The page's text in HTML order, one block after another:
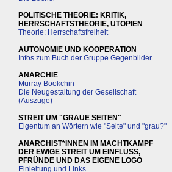
POLITISCHE THEORIE: KRITIK,
HERRSCHAFTSTHEORIE, UTOPIEN
Theorie: Herrschaftsfreiheit
AUTONOMIE UND KOOPERATION
Infos zum Buch der Gruppe Gegenbilder
ANARCHIE
Murray Bookchin
Die Neugestaltung der Gesellschaft
(Auszüge)
STREIT UM "GRAUE SEITEN"
Eigentum an Wörtern wie "Seite" und "grau?"
ANARCHIST*INNEN IM MACHTKAMPF
DER EWIGE STREIT UM EINFLUSS,
PFRÜNDE UND DAS EIGENE LOGO
Einleitung und Links